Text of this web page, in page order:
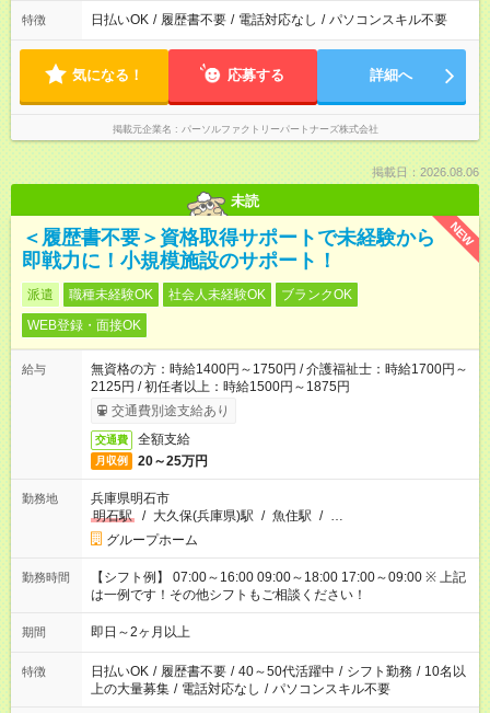
特徴 日払いOK / 履歴書不要 / 電話対応なし / パソコンスキル不要
気になる！ 応募する 詳細へ
掲載元企業名 パーソルファクトリーパートナーズ株式会社
掲載日：2026.08.06
未読
NEW
＜履歴書不要＞資格取得サポートで未経験から
即戦力に！小規模施設のサポート！
派遣 職種未経験OK 社会人未経験OK
ブランクOK
WEB登録・面接OK
給与
無資格の方：時給1400円～1750円 / 介護福祉士：時給1700円～
2125円 / 初任者以上：時給1500円～1875円
交通費別途支給あり
交通費 全額支給
月収例 20～25万円
勤務地
兵庫県明石市
明石駅
/ 大久保(兵庫県)駅 / 魚住駅 / …
グループホーム
勤務時間
【シフト例】 07:00～16:00 09:00～18:00 17:00～09:00 ※ 上記
は一例です！その他シフトもご相談ください！
期間 即日～2ヶ月以上
特徴 日払いOK / 履歴書不要 / 40～50代活躍中 / シフト勤務 / 10名以
上の大量募集 / 電話対応なし / パソコンスキル不要